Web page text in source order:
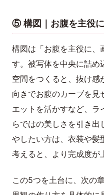
⑤ 構図｜お腹を主役
構図は「お腹を主役に、
す。被写体を中央に詰め
空間をつくると、抜け感
向きでお腹のカーブを見
エットを活かすなど、ラ
らではの美しさを引き
やしたい方は、衣装や髪
考えると、より完成度が
この5つを土台に、次の